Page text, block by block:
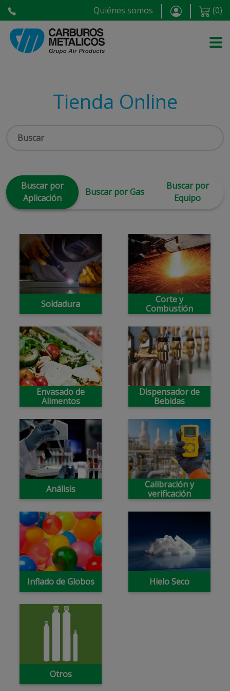
Quiénes somos (0)
Tienda Online
Buscar por
Aplicación
Buscar por Gas
Buscar por
Equipo
Soldadura
Corte y
Combustión
Envasado de
Alimentos
Dispensador de
Bebidas
Análisis
Calibración y
verificación
Inflado de Globos Hielo Seco
Otros